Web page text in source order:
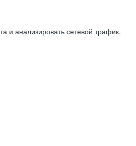
и анализировать сетевой трафик.